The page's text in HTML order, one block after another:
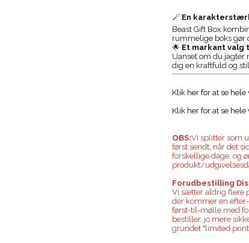
🪄 En
Beast Gift Box
rummelige boks gør
🌟 Et markant valg
Uanset om du jagter
dig en kraftfuld og
Klik her for at se
Klik her for at se
OBS:Vi splitter som
først sendt, når det
forskellige dage, og
produkt/
Forudbestilling
Vi sætter aldrig flere
der kommer en
først-til-mølle med
bestiller, jo mere
grundet "limited